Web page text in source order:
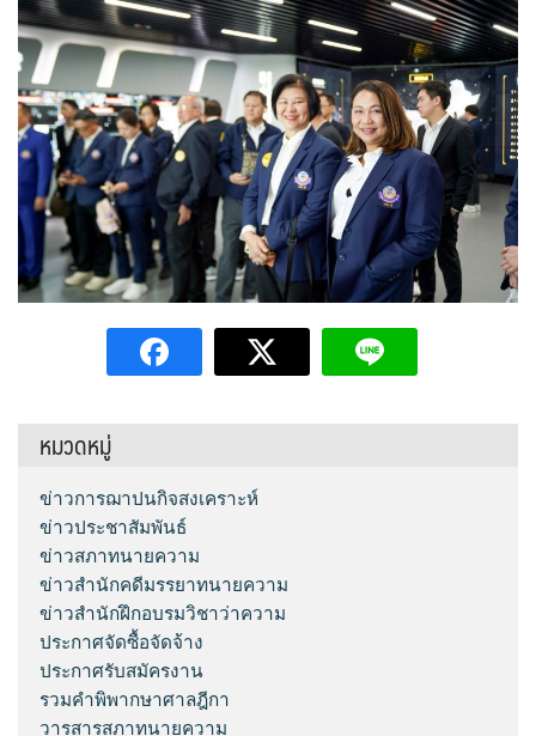
หมวดหมู่
ข่าวการฌาปนกิจสงเคราะห์
ข่าวประชาสัมพันธ์
ข่าวสภาทนายความ
ข่าวสำนักคดีมรรยาทนายความ
ข่าวสำนักฝึกอบรมวิชาว่าความ
ประกาศจัดซื้อจัดจ้าง
ประกาศรับสมัครงาน
รวมคำพิพากษาศาลฎีกา
วารสารสภาทนายความ